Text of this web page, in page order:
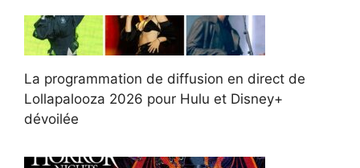
La programmation de diffusion en direct de
Lollapalooza 2026 pour Hulu et Disney+
dévoilée